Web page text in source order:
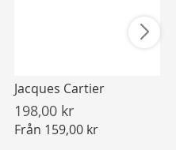
Jacques Cartier
198,00 kr
Från 159,00 kr